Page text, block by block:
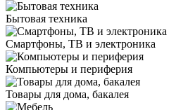
Бытовая техника
Смартфоны, ТВ и электроника
Компьютеры и периферия
Товары для дома, бакалея